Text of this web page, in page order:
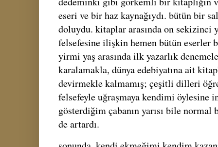
eseri ve bir haz kaynağıydı. bütün bir
doluydu. kitaplar arasında on sekizinci
felsefesine ilişkin hemen bütün eserler
yirmi yaş arasında ilk yazarlık
karalamakla, dünya edebiyatına ait
devirmekle kalmamış; çeşitli dilleri
felsefeyle uğraşmaya kendimi öylesine
gösterdiğim çabanın yarısı bile
de artardı.